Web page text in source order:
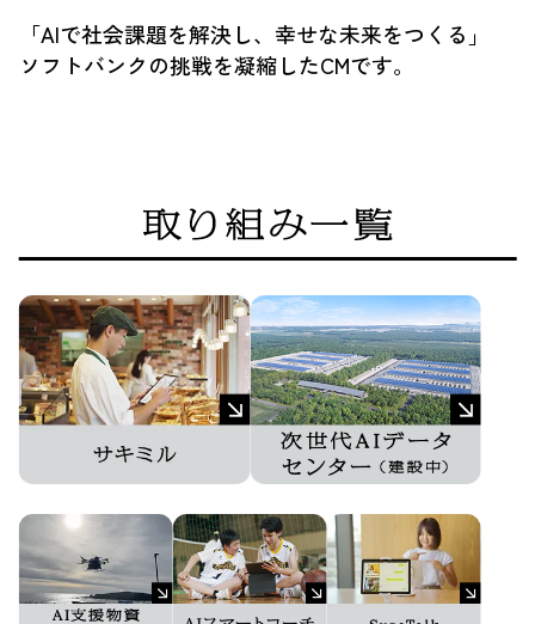
「AIで社会課題を解決し、幸せな未来をつくる」
ソフトバンクの挑戦を凝縮したCMです。